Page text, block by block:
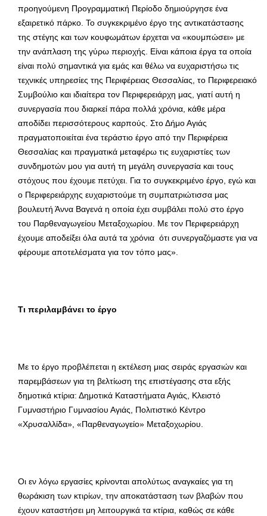
προηγούμενη Προγραμματική Περίοδο δημιούργησε ένα
εξαιρετικό πάρκο. Το συγκεκριμένο έργο της αντικατάστασης
της στέγης και των κουφωμάτων έρχεται να «κουμπώσει» με
την ανάπλαση της γύρω περιοχής. Είναι κάποια έργα τα οποία
είναι πολύ σημαντικά για εμάς και θέλω να ευχαριστήσω τις
τεχνικές υπηρεσίες της Περιφέρειας Θεσσαλίας, το Περιφερειακό
Συμβούλιο και ιδιαίτερα τον Περιφερειάρχη μας, γιατί αυτή η
συνεργασία που διαρκεί πάρα πολλά χρόνια, κάθε μέρα
αποδίδει περισσότερους καρπούς. Στο Δήμο Αγιάς
πραγματοποιείται ένα τεράστιο έργο από την Περιφέρεια
Θεσσαλίας και πραγματικά μεταφέρω τις ευχαριστίες των
συνδημοτών μου για αυτή τη μεγάλη συνεργασία και τους
στόχους που έχουμε πετύχει. Για το συγκεκριμένο έργο, εγώ και
ο Περιφερειάρχης ευχαριστούμε τη συμπατριώτισσα μας
βουλευτή Άννα Βαγενά η οποία έχει συμβάλει πολύ στο έργο
του Παρθεναγωγείου Μεταξοχωρίου. Με τον Περιφερειάρχη
έχουμε αποδείξει όλα αυτά τα χρόνια ότι συνεργαζόμαστε για να
φέρουμε αποτελέσματα για τον τόπο μας».
Τι περιλαμβάνει το έργο
Με το έργο προβλέπεται η εκτέλεση μιας σειράς εργασιών και
παρεμβάσεων για τη βελτίωση της επιστέγασης στα εξής
δημοτικά κτίρια: Δημοτικά Καταστήματα Αγιάς, Κλειστό
Γυμναστήριο Γυμνασίου Αγιάς, Πολιτιστικό Κέντρο
«Χρυσαλλίδα», «Παρθεναγωγείο» Μεταξοχωρίου.
Οι εν λόγω εργασίες κρίνονται απολύτως αναγκαίες για τη
θωράκιση των κτιρίων, την αποκατάσταση των βλαβών που
έχουν καταστήσει μη λειτουργικά τα κτίρια, καθώς σε κάθε